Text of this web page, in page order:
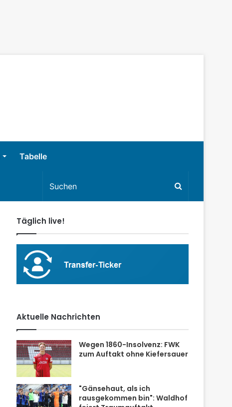
Tabelle
Täglich live!
Aktuelle Nachrichten
Wegen 1860-Insolvenz: FWK
zum Auftakt ohne Kiefersauer
"Gänsehaut, als ich
rausgekommen bin": Waldhof